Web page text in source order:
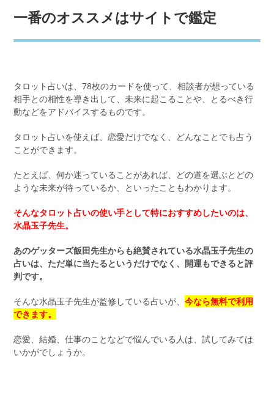
一番のオススメはサイトで鑑定
タロット占いは、78枚のカードを使って、相談者が想っている
相手との相性を導き出して、未来に起こることや、とるべき行
動などをアドバイスするものです。
タロット占いを使えば、恋愛だけでなく、どんなことでも占う
ことができます。
たとえば、何か迷っていることがあれば、どの道を選ぶとどの
ような未来が待っているか、といったこともわかります。
そんなタロット占いの使い手として特におすすめしたいのは、
水晶玉子先生。
あのゲッターズ飯田先生からも絶賛されている水晶玉子先生の
占いは、ただ単に当たるというだけでなく、開運もできると評
判です。
そんな水晶玉子先生が監修している占いが、今なら無料で利用
できます。
恋愛、結婚、仕事のことなどで悩んでいる人は、試してみては
いかがでしょうか。